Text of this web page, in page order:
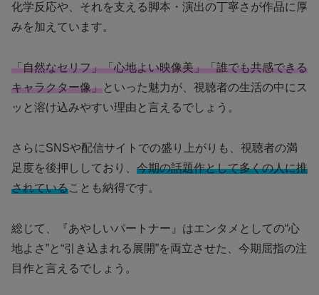
化学反応や、それを支える脚本・演出の丁寧さが作品に厚
みを加えています。
「自然なセリフ」「心地よい映像美」「誰でも共感できる
キャラクター像」といった魅力が、視聴者の生活の中にス
ッと溶け込みやすい理由と言えるでしょう。
さらにSNSや配信サイトでの盛り上がりも、視聴者の満
足度を後押ししており、 今期の話題作として多くの人に推
されていることも納得です。
総じて、『あやしいパートナー』はエンタメとしての“心
地よさ”と“引き込まれる展開”を両立させた、今期屈指の注
目作と言えるでしょう。